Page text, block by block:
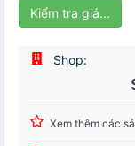
Kiểm tra giá...
Shop:
Xem thêm các